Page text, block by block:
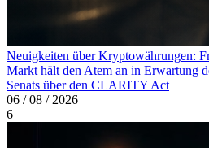
Neuigkeiten über Kryptowährungen:
Markt hält den Atem an in Erwartung
Senats über den CLARITY Act
06 / 08 / 2026
6